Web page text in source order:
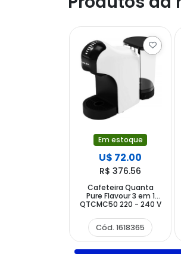
Em estoque
U$ 72.00
R$ 376.56
Cafeteira Quanta
Pure Flavour 3 em 1
QTCMC50 220 - 240 V
Preta
Cód. 1618365